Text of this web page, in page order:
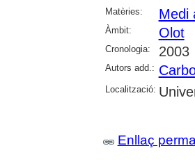
Matèries: Medi
Àmbit: Olot
Cronologia: 2003
Autors add.:
Localització:
Enllaç